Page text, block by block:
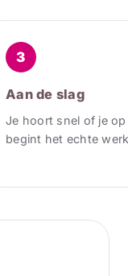
3
Aan de slag
Je hoort snel of je
begint het echte